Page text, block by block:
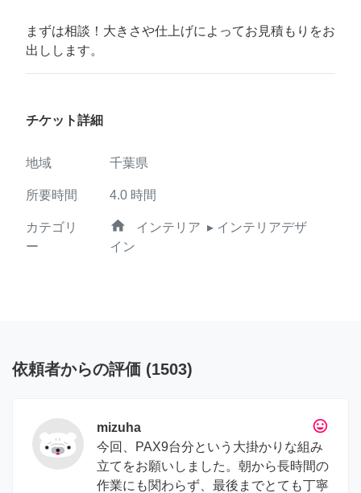
まずは相談！大きさや仕上げによってお見積もりをお
出しします。
チケット詳細
地域 千葉県
所要時間 4.0 時間
カテゴリ
ー
home インテリア ▸ インテリアデザ
イン
依頼者からの評価 (1503)
tag_faces
mizuha
今回、PAX9台分という大掛かりな組み
立てをお願いしました。朝から長時間の
作業にも関わらず、最後までとても丁寧